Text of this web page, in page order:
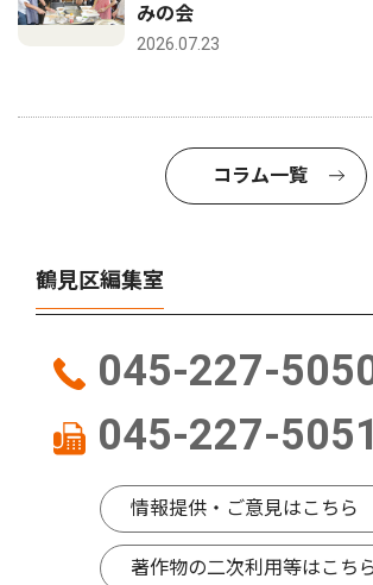
みの会
2026.07.23
コラム一覧
鶴見区編集室
045-227-
045-227-5051
情報提供・ご意見はこちら
著作物の二次利用等はこち